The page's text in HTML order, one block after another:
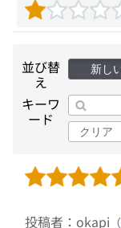
並び替
え
新し
キーワ
ード
クリア
投稿者：okapi （